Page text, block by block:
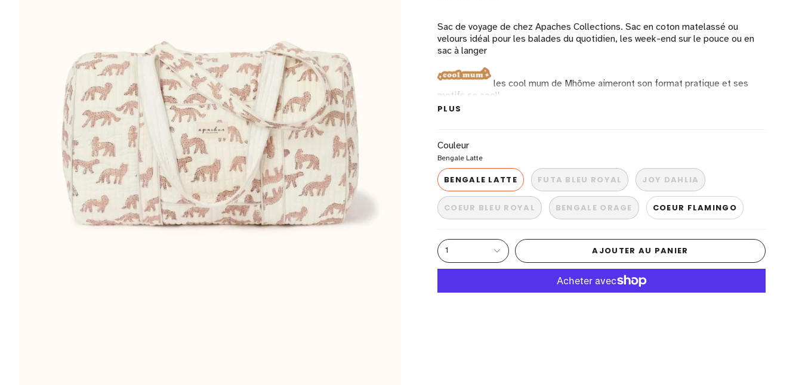
Sac de voyage de chez Apaches Collections. Sac en coton matelassé ou
velours idéal pour les balades du quotidien, les week-end sur le pouce ou en
sac à langer
les cool mum de Mhôme aimeront son format pratique et ses
motifs so cool'
H 27 cm - L 44 cm - L 21 cm
PLUS
Couleur
Bengale Latte
BENGALE LATTE FUTA BLEU ROYAL JOY DAHLIA
COEUR BLEU ROYAL BENGALE ORAGE COEUR FLAMINGO
1 AJOUTER AU PANIER